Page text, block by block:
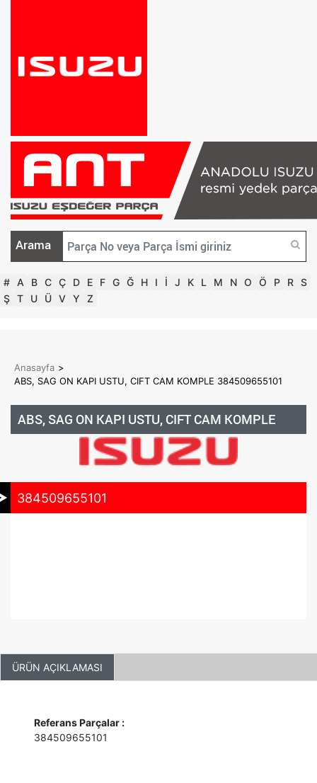
Arama
# A B C Ç D E F G Ğ H I İ J K L M N O Ö P R S
Ş T U Ü V Y Z
Anasayfa >
ABS, SAG ON KAPI USTU, CIFT CAM KOMPLE 384509655101
ABS, SAG ON KAPI USTU, CIFT CAM KOMPLE
384509655101
ÜRÜN AÇIKLAMASI
Referans Parçalar :
384509655101